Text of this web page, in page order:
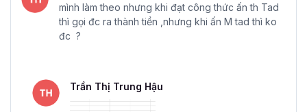
mình làm theo nhưng khi đạt công thức ấn th Tad
thì gọi đc ra thành tiền ,nhưng khi ấn M tad thì ko
đc ?
Trần Thị Trung Hậu